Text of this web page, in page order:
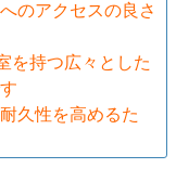
のアクセスの良さ
を持つ広々とした
久性を高めるた